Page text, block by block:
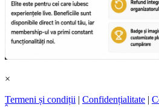
×
Termeni și condiții | Confidențialitate |